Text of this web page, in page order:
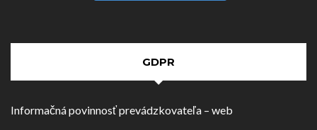
GDPR
Informačná povinnosť prevádzkovateľa – web